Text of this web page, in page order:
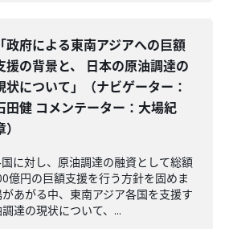
「政府による東南アジアへの巨額
援の背景と、 日本の原油調達の
状について」（ナビゲーター：
田健 コメンテーター：大場紀
に対し、原油調達の融資として総額
億円の巨額支援を行う方針を固めま
あがる中、東南アジア各国を支援す
達の現状について、...